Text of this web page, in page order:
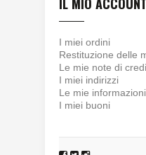
IL MIO ACCOUNT
I miei ordini
Restituzione delle
Le mie note di
I miei indirizzi
Le mie
I miei buoni